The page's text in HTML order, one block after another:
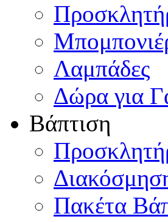
Λαμπάδες
Δώρα για
Βάπτιση
Πακέτα